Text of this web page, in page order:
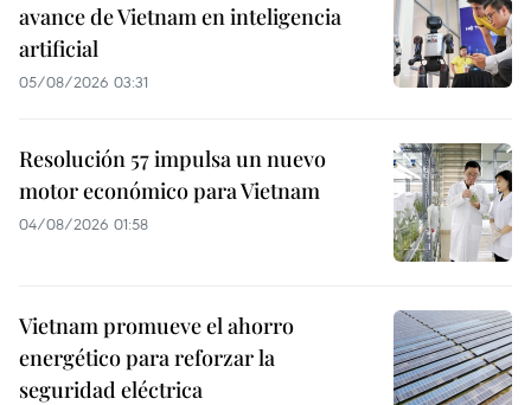
avance de Vietnam en inteligencia
artificial
05/08/2026 03:31
Resolución 57 impulsa un nuevo
motor económico para Vietnam
04/08/2026 01:58
Vietnam promueve el ahorro
energético para reforzar la
seguridad eléctrica